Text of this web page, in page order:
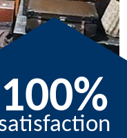
100%
nous puissions vous servir